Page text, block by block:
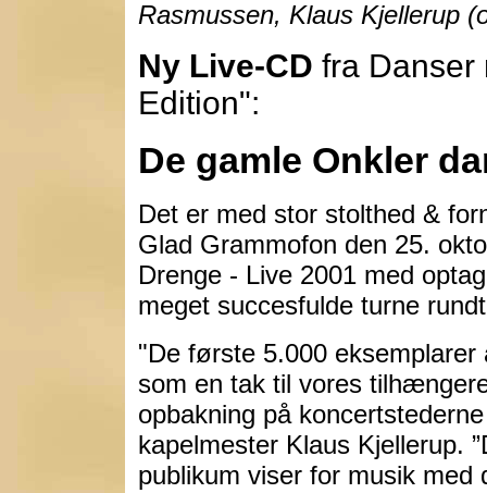
Rasmussen, Klaus Kjellerup
Ny Live-CD fra Danser
Edition":
De gamle Onkler
Det er med stor stolthed &
Glad Grammofon den 25.
Drenge - Live 2001 med
meget succesfulde turne
"De første 5.000 eksemplarer
som en tak til vores
opbakning på
kapelmester Klaus Kjellerup.
publikum viser for musik med